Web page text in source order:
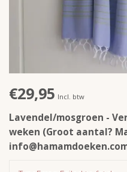
€29,95 Incl. btw
Lavendel/mosgroen -
weken (Groot aantal?